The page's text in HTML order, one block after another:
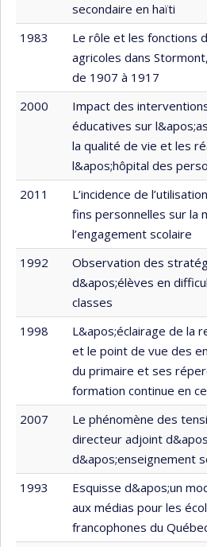
secondaire en haïti
1983
Le rôle et les fonctions
agricoles dans
de 1907 à 1917
2000
Impact des
éducatives sur
la qualité de vie et les
l&apos;hôpital des
2011
L’incidence de
fins personnelles sur la
l’engagement scolaire
1992
Observation des
d&apos;élèves en
classes
1998
L&apos;éclairage de la
et le point de vue des
du primaire et ses
formation continue en
2007
Le phénomène des
directeur adjoint
d&apos;enseignement
1993
Esquisse d&apos;un
aux médias pour les
francophones du